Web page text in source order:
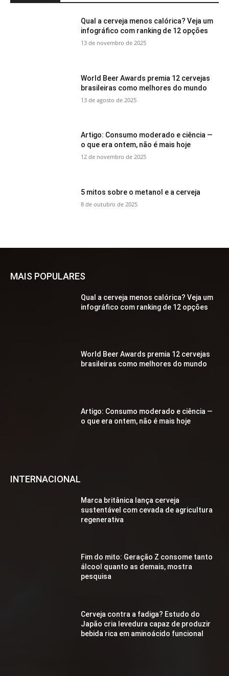
Qual a cerveja menos calórica? Veja um
infográfico com ranking de 12 opções
13 de novembro de 2025
World Beer Awards premia 12 cervejas
brasileiras como melhores do mundo
13 de agosto de 2025
Artigo: Consumo moderado e ciência —
o que era ontem, não é mais hoje
12 de novembro de 2025
5 mitos sobre o metanol e a cerveja
8 de outubro de 2025
MAIS POPULARES
Qual a cerveja menos calórica? Veja um
infográfico com ranking de 12 opções
World Beer Awards premia 12 cervejas
brasileiras como melhores do mundo
Artigo: Consumo moderado e ciência —
o que era ontem, não é mais hoje
INTERNACIONAL
Marca britânica lança cerveja
sustentável com cevada de agricultura
regenerativa
Fim do mito: Geração Z consome tanto
álcool quanto as demais, mostra
pesquisa
Cerveja contra a fadiga? Estudo do
Japão cria levedura capaz de produzir
bebida rica em aminoácido funcional